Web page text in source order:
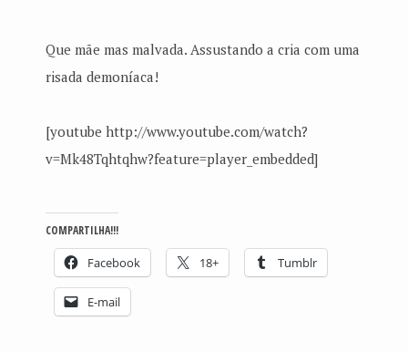
Que mãe mas malvada. Assustando a cria com uma
risada demoníaca!
[youtube http://www.youtube.com/watch?
v=Mk48Tqhtqhw?feature=player_embedded]
COMPARTILHA!!!
Facebook 18+ Tumblr
E-mail